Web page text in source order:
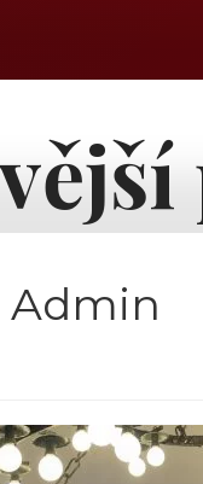
Admin